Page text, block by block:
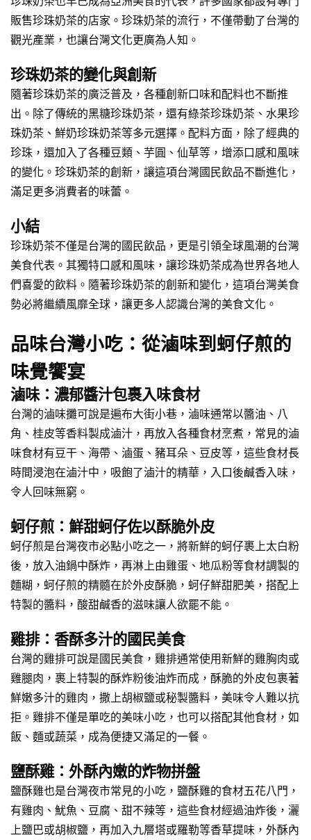
販售珍珠奶茶的店家。珍珠奶茶的流行，不僅帶動了台灣的
觀光產業，也讓台灣文化更廣為人知。
珍珠奶茶的變化與創新
隨著珍珠奶茶的廣泛普及，各種創新口味和配料也不斷推
出。除了傳統的黑糖珍珠奶茶，還有綠茶珍珠奶茶、水果珍
珠奶茶、鮮奶珍珠奶茶等多元選擇。配料方面，除了經典的
珍珠，還加入了各種豆類、芋圓、仙草等，增添口感和風味
的變化。珍珠奶茶的創新，讓這項台灣國民飲品不斷進化，
滿足更多消費者的味蕾。
小結
珍珠奶茶不僅是台灣的國民飲品，更是引領全球風潮的台灣
美食代表。其獨特口感和風味，讓珍珠奶茶成為世界各地人
們喜愛的飲料。隨著珍珠奶茶的創新和變化，這項台灣美食
勢必將繼續風靡全球，讓更多人認識台灣的美食文化。
品味台灣小吃：從滷味到蚵仔煎的
味覺饗宴
滷味：濃郁醬汁包裹入味食材
台灣的滷味攤可說是遍布大街小巷，滷味通常以醬油、八
角、桂皮等香料製成滷汁，再放入各種食材烹煮，常見的滷
味食材有豆干、海帶、滷蛋、豬耳朵、豆皮等，這些食材長
時間浸泡在滷汁中，吸飽了滷汁的精華，入口後鹹香入味，
令人回味無窮。
蚵仔煎：鮮甜蚵仔佐以酥脆外皮
蚵仔煎是台灣夜市必點小吃之一，將新鮮的蚵仔裹上太白粉
後，放入油鍋中酥炸，再淋上由雞蛋、地瓜粉等食材調製的
麵糊，蚵仔煎的精髓在於外皮酥脆，蚵仔鮮甜肥美，搭配上
特製的醬料，酸甜鹹香的滋味讓人欲罷不能。
雞排：香酥多汁的國民美食
台灣的雞排可說是國民美食，雞排通常使用新鮮的雞胸肉或
雞腿肉，裹上特製的酥炸粉後油炸而成，酥脆的外皮包裹著
鮮嫩多汁的雞肉，撒上胡椒鹽或秘製醬料，美味令人難以抗
拒。雞排不僅是單吃的美味小吃，也可以搭配其他食材，如
飯、麵或蔬菜，成為便捷又滿足的一餐。
鹽酥雞：外酥內嫩的炸物拼盤
鹽酥雞也是台灣夜市常見的小吃，鹽酥雞的食材五花八門，
有雞肉、魷魚、豆腐、甜不辣等，這些食材經過油炸後，灑
上鹽巴或胡椒鹽，再加入九層塔或羅勒等香草提味，外酥內